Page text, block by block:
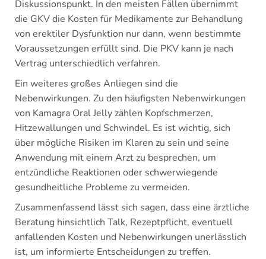
Diskussionspunkt. In den meisten Fällen übernimmt
die GKV die Kosten für Medikamente zur Behandlung
von erektiler Dysfunktion nur dann, wenn bestimmte
Voraussetzungen erfüllt sind. Die PKV kann je nach
Vertrag unterschiedlich verfahren.
Ein weiteres großes Anliegen sind die
Nebenwirkungen. Zu den häufigsten Nebenwirkungen
von Kamagra Oral Jelly zählen Kopfschmerzen,
Hitzewallungen und Schwindel. Es ist wichtig, sich
über mögliche Risiken im Klaren zu sein und seine
Anwendung mit einem Arzt zu besprechen, um
entzündliche Reaktionen oder schwerwiegende
gesundheitliche Probleme zu vermeiden.
Zusammenfassend lässt sich sagen, dass eine ärztliche
Beratung hinsichtlich Talk, Rezeptpflicht, eventuell
anfallenden Kosten und Nebenwirkungen unerlässlich
ist, um informierte Entscheidungen zu treffen.